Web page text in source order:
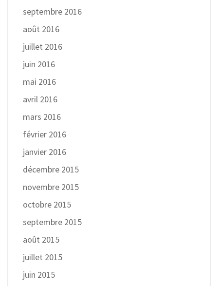
septembre 2016
août 2016
juillet 2016
juin 2016
mai 2016
avril 2016
mars 2016
février 2016
janvier 2016
décembre 2015
novembre 2015
octobre 2015
septembre 2015
août 2015
juillet 2015
juin 2015